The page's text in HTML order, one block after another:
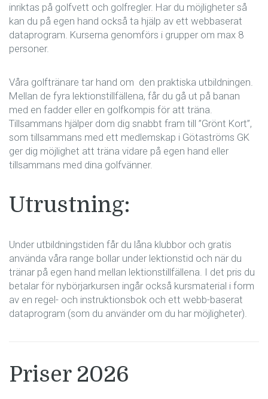
inriktas på golfvett och golfregler. Har du möjligheter så
kan du på egen hand också ta hjälp av ett webbaserat
dataprogram. Kurserna genomförs i grupper om max 8
personer.
Våra golftränare tar hand om den praktiska utbildningen.
Mellan de fyra lektionstillfällena, får du gå ut på banan
med en fadder eller en golfkompis för att träna.
Tillsammans hjälper dom dig snabbt fram till ”Grönt Kort”,
som tillsammans med ett medlemskap i Götaströms GK
ger dig möjlighet att träna vidare på egen hand eller
tillsammans med dina golfvänner.
Utrustning:
Under utbildningstiden får du låna klubbor och gratis
använda våra range bollar under lektionstid och när du
tränar på egen hand mellan lektionstillfällena. I det pris du
betalar för nybörjarkursen ingår också kursmaterial i form
av en regel- och instruktionsbok och ett webb-baserat
dataprogram (som du använder om du har möjligheter).
Priser 2026